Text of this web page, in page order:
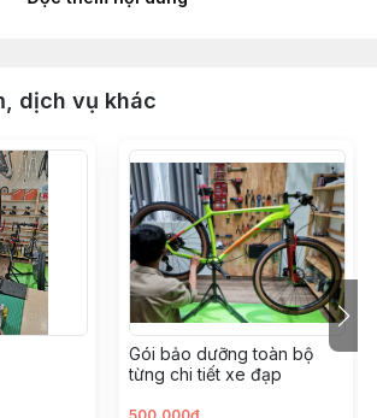
hoạch: Đội ngũ chuyên gia của
với khách hàng để hiểu rõ nhu cầu
họ. Chúng tôi sẽ cung cấp tư vấn
kế hoạch lắp ráp xe phù hợp.
Khách hàng có thể lựa chọn từ một
chất lượng cao từ các nhà sản xuất uy
SRAM, Fox, và nhiều hãng khác tại
. Chúng tôi cũng có sẵn các lựa
thiết kế để tạo ra chiếc xe đạp cá
dịch vụ khác
Gói bảo dưỡng toàn bộ
từng chi tiết xe đạp